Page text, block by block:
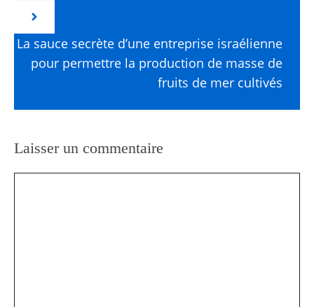
La sauce secrète d’une entreprise israélienne
pour permettre la production de masse de
fruits de mer cultivés
Laisser un commentaire